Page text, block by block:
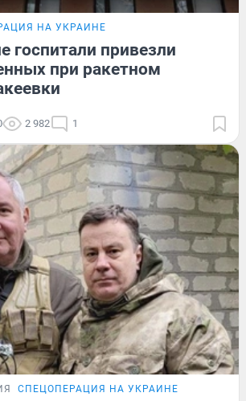
НА УКРАИНЕ
госпитали привезли
при ракетном
2 982 1
СПЕЦОПЕРАЦИЯ НА УКРАИНЕ